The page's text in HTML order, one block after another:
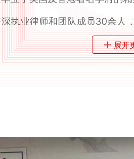
执业律师和团队成员30余人
育背景的6人，具有海外执业
展开